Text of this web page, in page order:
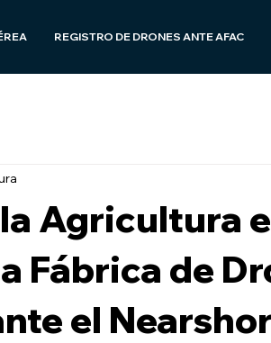
REGISTRO DE DRONES ANTE AFAC
Agricultura
Fábrica de
el